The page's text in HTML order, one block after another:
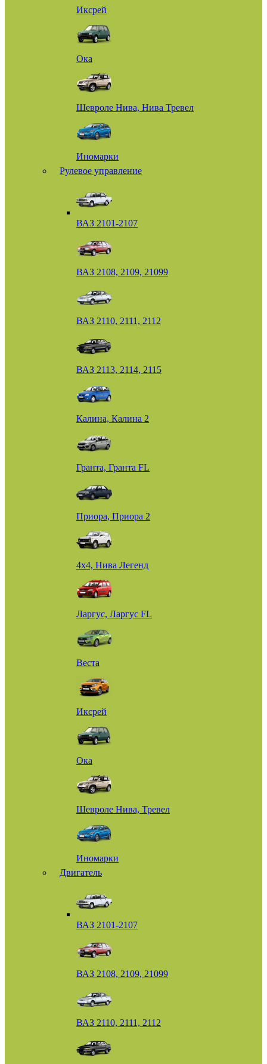
Иксрей
Ока
Шевроле Нива, Нива Тревел
Иномарки
Рулевое управление
ВАЗ 2101-2107
ВАЗ 2108, 2109, 21099
ВАЗ 2110, 2111, 2112
ВАЗ 2113, 2114, 2115
Калина, Калина 2
Гранта, Гранта FL
Приора, Приора 2
4х4, Нива Легенд
Ларгус, Ларгус FL
Веста
Иксрей
Ока
Шевроле Нива, Тревел
Иномарки
Двигатель
ВАЗ 2101-2107
ВАЗ 2108, 2109, 21099
ВАЗ 2110, 2111, 2112